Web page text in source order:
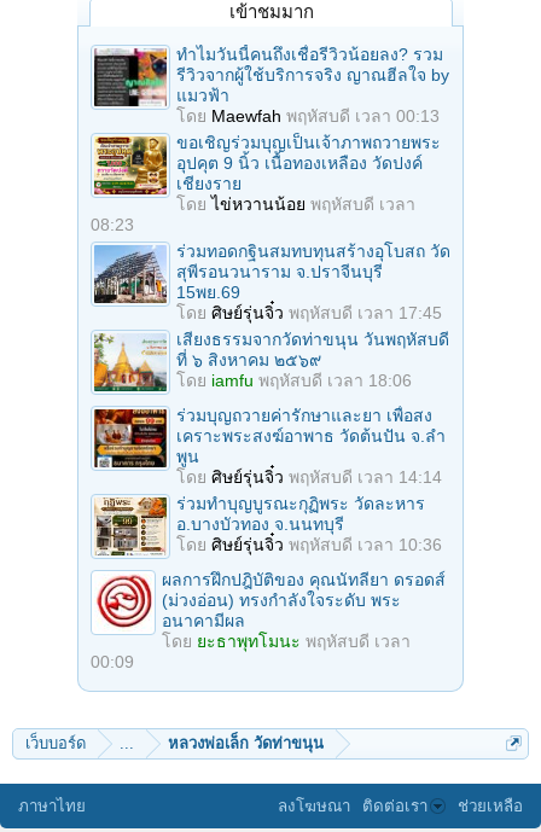
เข้าชมมาก
ทำไมวันนี้คนถึงเชื่อรีวิวน้อยลง? รวม
รีวิวจากผู้ใช้บริการจริง ญาณฮีลใจ by
แมวฟ้า
โดย Maewfah พฤหัสบดี เวลา 00:13
ขอเชิญร่วมบุญเป็นเจ้าภาพถวายพระ
อุปคุต 9 นิ้ว เนื้อทองเหลือง วัดปงค์
เชียงราย
โดยไข่หวานน้อย พฤหัสบดี เวลา
08:23
ร่วมทอดกฐินสมทบทุนสร้างอุโบสถ วัด
สุพีรอนวนาราม จ.ปราจีนบุรี
15พย.69
โดย ศิษย์รุ่นจิ๋ว พฤหัสบดี เวลา 17:45
เสียงธรรมจากวัดท่าขนุน วันพฤหัสบดี
ที่ ๖ สิงหาคม ๒๕๖๙
โดย iamfu พฤหัสบดี เวลา 18:06
ร่วมบุญถวายค่ารักษาและยา เพื่อสง
เคราะพระสงฆ์อาพาธ วัดต้นปัน จ.ลํา
พูน
โดย ศิษย์รุ่นจิ๋ว พฤหัสบดี เวลา 14:14
ร่วมทําบุญบูรณะกุฏิพระ วัดละหาร
อ.บางบัวทอง จ.นนทบุรี
โดย ศิษย์รุ่นจิ๋ว พฤหัสบดี เวลา 10:36
ผลการฝึกปฎิบัติของ คุณนัทลียา ดรอดส์
(ม่วงอ่อน) ทรงกำลังใจระดับ พระ
อนาคามีผล
โดย ยะธาพุทโมนะ พฤหัสบดี เวลา
00:09
เว็บบอร์ด ... หลวงพ่อเล็ก วัดท่าขนุน
ภาษาไทย ลงโฆษณา ติดต่อเรา ช่วยเหลือ